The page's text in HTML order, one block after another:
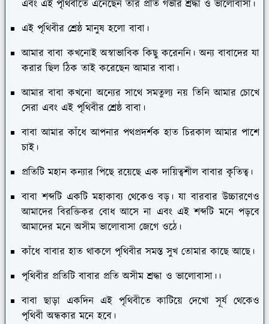
এবং এই পৃথিবীতে এনেছেন তার প্রতি গভীর শ্রদ্ধা ও ভালোবাসা।
এই পৃথিবীর শ্রেষ্ঠ মানুষ হলো বাবা।
আমার বাবা কখনোই অস্বাভাবিক কিছু করেননি। অন্য বাবাদের যা
করার ছিল ঠিক তাই করেছেন আমার বাবা।
আমার বাবা কখনো অন্যের সাথে সমতুল্য নয় তিনি আমার চোখে
সেরা এবং এই পৃথিবীর শ্রেষ্ঠ বাবা।
বাবা আমার কাঁধে আপনার পথপ্রদর্শক হাত চিরকাল আমার পাশে
চাই।
প্রতিটি মহান কন্যার পিছে রয়েছে এক দায়িত্বশীল বাবার কৃতিত্ব।
বাবা শব্দটি একটি মহাকাব্য থেকেও বড়। যা বারবার উচ্চারণেও
আমাদের বিরক্তিকর বোধ আসে না এবং এই শব্দটি মনে পড়বে
আমাদের মনে অসীম ভালোবাসা জেগে ওঠে।
কাঁধে বাবার হাত থাকলে পৃথিবীর সমস্ত সুখ তোমার কাছে আছে।
পৃথিবীর প্রতিটি বাবার প্রতি অসীম শ্রদ্ধা ও ভালোবাসা।।
বাবা ছাড়া একদিন এই পৃথিবীতে কাটিয়ে দেখো সূর্য থেকেও
পৃথিবী অন্ধকার মনে হবে।